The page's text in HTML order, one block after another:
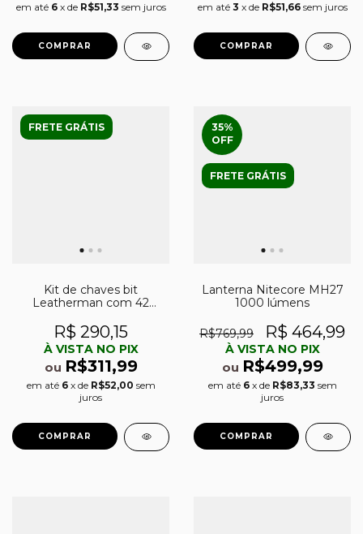
em até 6 x de R$51,33 sem juros em até 3 x de R$51,66 sem juros
FRETE GRÁTIS
Kit de chaves bit
Leatherman com 42
R$ 290,15
À VISTA NO PIX
ou R$311,99
em até 6 x de R$52,00 sem
juros
35%
OFF
FRETE GRÁTIS
Lanterna Nitecore MH27
1000 lúmens
R$769,99 R$ 464,99
À VISTA NO PIX
ou R$499,99
em até 6 x de R$83,33 sem
juros